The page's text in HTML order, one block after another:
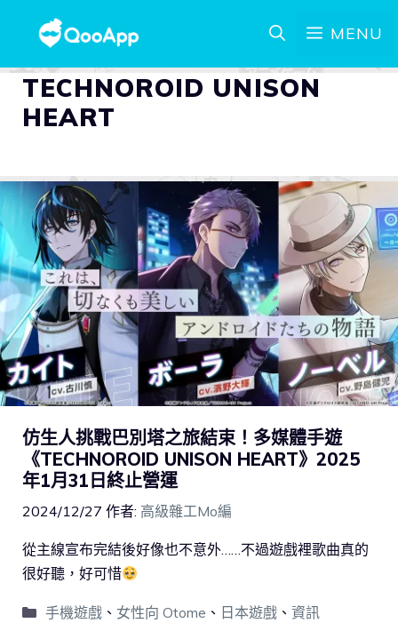
MENU
TECHNOROID UNISON
HEART
仿生人挑戰巴別塔之旅結束！多媒體手遊
《TECHNOROID UNISON HEART》2025
年1月31日終止營運
2024/12/27 作者: 高級雜工Mo編
從主線宣布完結後好像也不意外……不過遊戲裡歌曲真的
很好聽，好可惜
手機遊戲、 女性向 Otome 、 日本遊戲、 資訊